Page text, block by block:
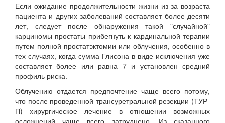
Если ожидание продолжительности жизни из-за возраста
пациента и других заболеваний составляет более десяти
лет, следует после обнаружения такой "случайной"
карциномы простаты прибегнуть к кардинальной терапии
путем полной простатэктомии или облучения, особенно в
тех случаях, когда сумма Глисона в виде исключения уже
составляет более или равна 7 и установлен средний
профиль риска.
Облучению отдается предпочтение чаще всего потому,
что после проведенной трансуретральной резекции (ТУР-
П) хирургическое лечение в отношении возможных
осложнений чаще всего затруднено. Из сказанного